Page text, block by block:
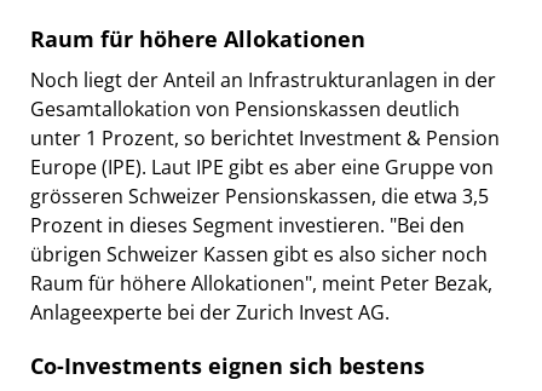
Raum für höhere Allokationen
Noch liegt der Anteil an Infrastrukturanlagen in der
Gesamtallokation von Pensionskassen deutlich
unter 1 Prozent, so berichtet Investment & Pension
Europe (IPE). Laut IPE gibt es aber eine Gruppe von
grösseren Schweizer Pensionskassen, die etwa 3,5
Prozent in dieses Segment investieren. "Bei den
übrigen Schweizer Kassen gibt es also sicher noch
Raum für höhere Allokationen", meint Peter Bezak,
Anlageexperte bei der Zurich Invest AG.
Co-Investments eignen sich bestens